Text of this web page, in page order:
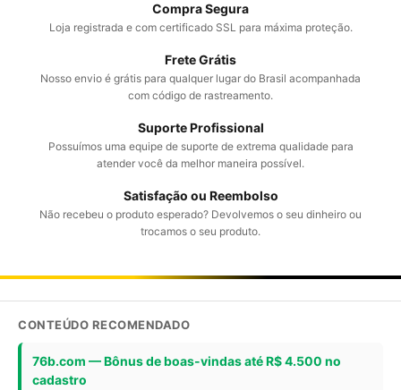
Compra Segura
Loja registrada e com certificado SSL para máxima proteção.
Frete Grátis
Nosso envio é grátis para qualquer lugar do Brasil acompanhada
com código de rastreamento.
Suporte Profissional
Possuímos uma equipe de suporte de extrema qualidade para
atender você da melhor maneira possível.
Satisfação ou Reembolso
Não recebeu o produto esperado? Devolvemos o seu dinheiro ou
trocamos o seu produto.
CONTEÚDO RECOMENDADO
76b.com — Bônus de boas-vindas até R$ 4.500 no
cadastro